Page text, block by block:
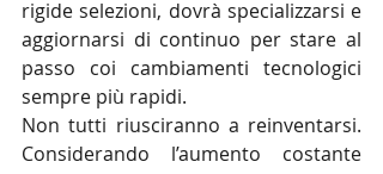
rigide selezioni, dovrà specializzarsi e
aggiornarsi di continuo per stare al
passo coi cambiamenti tecnologici
sempre più rapidi.
Non tutti riusciranno a reinventarsi.
Considerando l’aumento costante